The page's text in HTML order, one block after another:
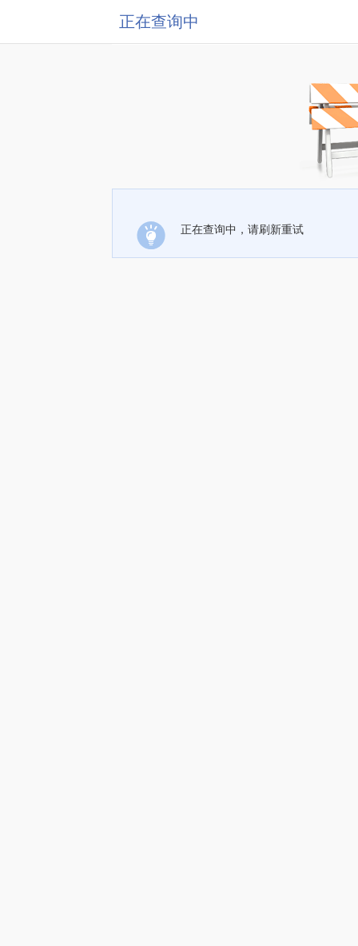
正在查询中
正在查询中，请刷新重试